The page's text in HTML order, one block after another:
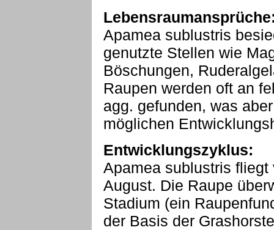
Apamea sublustris
genutzte Stellen wie
Böschungen,
Raupen werden oft an
agg. gefunden, was
möglichen
Entwicklungszyklus:
Apamea sublustris
August. Die Raupe
Stadium (ein
der Basis der